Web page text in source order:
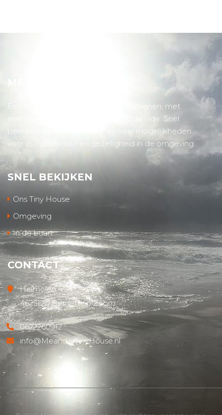
Een klein, gezellig huis voor 2 volwassenen, met
eventueel nog 2 slaapplaatsen op de vide. Snel
bereikbaar via de snelweg, en veel mogelijkheden
voor cultuur, natuur en gezelligheid in de omgeving.
SNEL BEKIJKEN
Ons Tiny House
Omgeving
In de buurt
CONTACT
Heimolen 45A
4625DC Bergen op Zoom
0622260912
info@MeanderTinyHouse.nl